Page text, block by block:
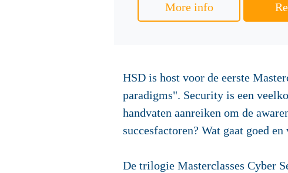
More info
HSD is host voor de eerste
paradigms". Security is een
handvaten aanreiken om de
succesfactoren? Wat gaat goed en
De trilogie Masterclasses Cyber